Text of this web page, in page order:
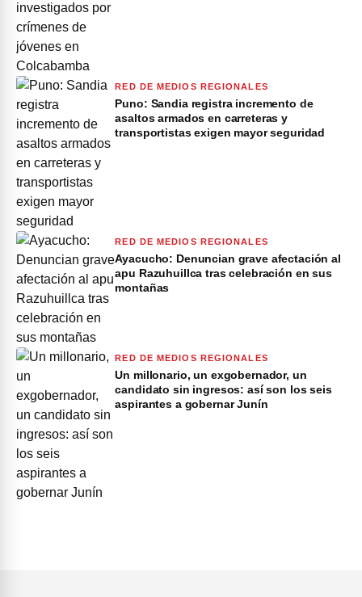
RED DE MEDIOS REGIONALES
Puno: Sandia registra incremento de
asaltos armados en carreteras y
transportistas exigen mayor seguridad
RED DE MEDIOS REGIONALES
Ayacucho: Denuncian grave afectación al
apu Razuhuillca tras celebración en sus
montañas
RED DE MEDIOS REGIONALES
Un millonario, un exgobernador, un
candidato sin ingresos: así son los seis
aspirantes a gobernar Junín